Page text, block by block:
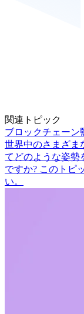
関連トピック
ブロックチェーン
世界中のさまざま
てどのような姿勢
ですか? このトピ
い。